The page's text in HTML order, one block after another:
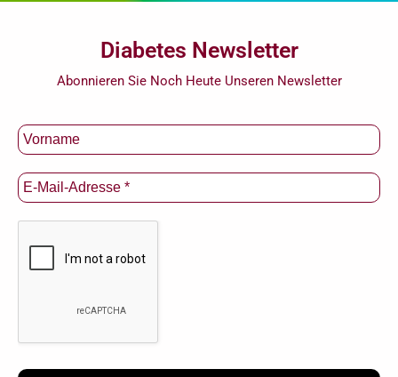
Diabetes Newsletter
Abonnieren Sie Noch Heute Unseren Newsletter